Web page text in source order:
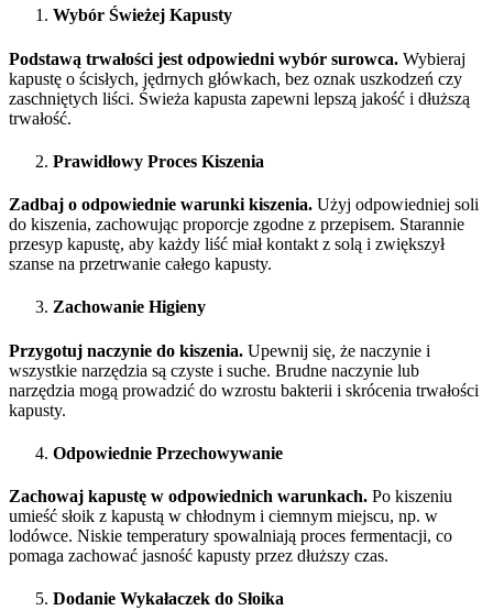
Wybór Świeżej Kapusty
Podstawą trwałości jest odpowiedni wybór surowca. Wybieraj
kapustę o ścisłych, jędrnych główkach, bez oznak uszkodzeń czy
zaschniętych liści. Świeża kapusta zapewni lepszą jakość i dłuższą
trwałość.
Prawidłowy Proces Kiszenia
Zadbaj o odpowiednie warunki kiszenia. Użyj odpowiedniej soli
do kiszenia, zachowując proporcje zgodne z przepisem. Starannie
przesyp kapustę, aby każdy liść miał kontakt z solą i zwiększył
szanse na przetrwanie całego kapusty.
Zachowanie Higieny
Przygotuj naczynie do kiszenia. Upewnij się, że naczynie i
wszystkie narzędzia są czyste i suche. Brudne naczynie lub
narzędzia mogą prowadzić do wzrostu bakterii i skrócenia trwałości
kapusty.
Odpowiednie Przechowywanie
Zachowaj kapustę w odpowiednich warunkach. Po kiszeniu
umieść słoik z kapustą w chłodnym i ciemnym miejscu, np. w
lodówce. Niskie temperatury spowalniają proces fermentacji, co
pomaga zachować jasność kapusty przez dłuższy czas.
Dodanie Wykałaczek do Słoika